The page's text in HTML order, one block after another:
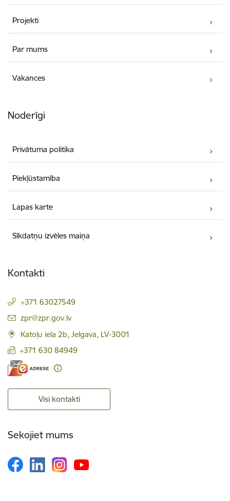
Projekti
Par mums
Vakances
Noderīgi
Privātuma politika
Piekļūstamība
Lapas karte
Sīkdatņu izvēles maiņa
Kontakti
+371 63027549
E-pasts:
zpr@zpr.gov.lv
Katoļu iela 2b, Jelgava, LV-3001
+371 630 84949
Visi kontakti
Sekojiet mums